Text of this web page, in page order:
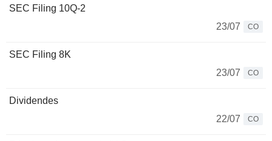
SEC Filing 10Q-2
23/07
CO
SEC Filing 8K
23/07
CO
Dividendes
22/07
CO